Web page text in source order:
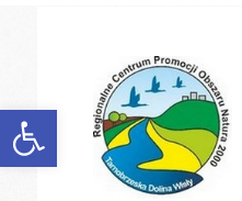
Otwórz pasek narzędzi
popularize
poster
quality
vender